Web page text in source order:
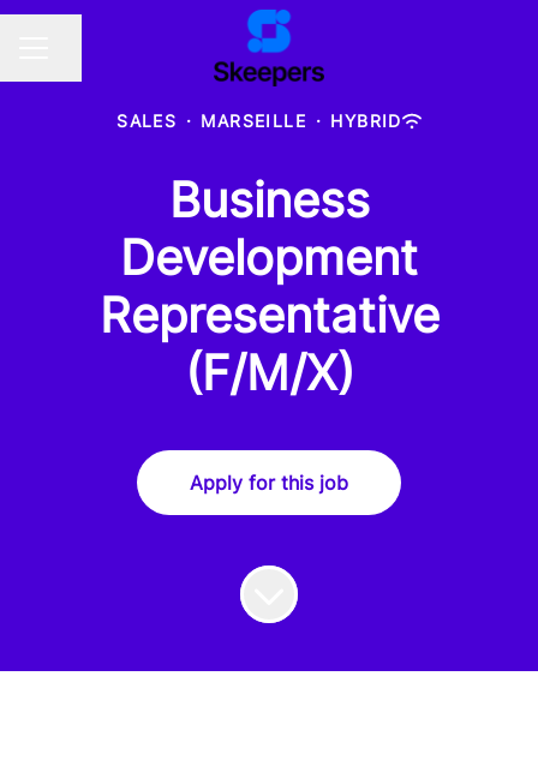
SALES · MARSEILLE · HYBRID
Business
Development
Representative
(F/M/X)
Apply for this job